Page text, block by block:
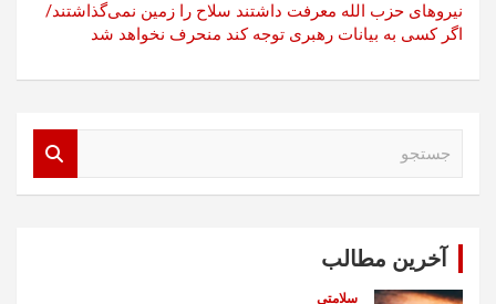
نیروهای حزب الله معرفت داشتند سلاح را زمین نمی‌گذاشتند/
اگر کسی به بیانات رهبری توجه کند منحرف نخواهد شد
آخرین مطالب
سلامتی